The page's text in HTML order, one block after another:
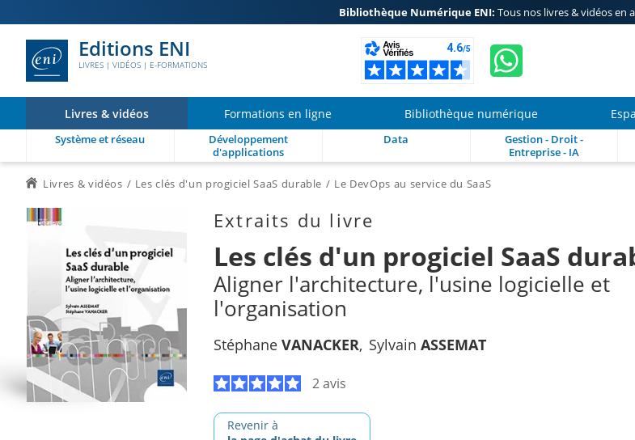
Bibliothèque Numérique ENI: Tous nos livres & vidéos en
Editions ENI
LIVRES | VIDÉOS | E-FORMATIONS
Livres & vidéos Formations en ligne Bibliothèque numérique
Système et réseau
Développement
d'applications
Data
Gestion - Droit -
Entreprise - IA
Livres & vidéos Les clés d'un progiciel SaaS durable Le DevOps au service du SaaS
Extraits du livre
Les clés d'un progiciel SaaS
Aligner l'architecture, l'usine logicielle et
l'organisation
Stéphane VANACKER Sylvain ASSEMAT
2 avis
Revenir à